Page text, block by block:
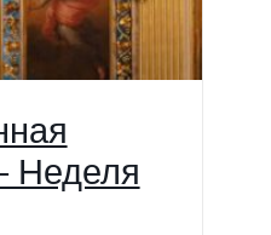
Неделя